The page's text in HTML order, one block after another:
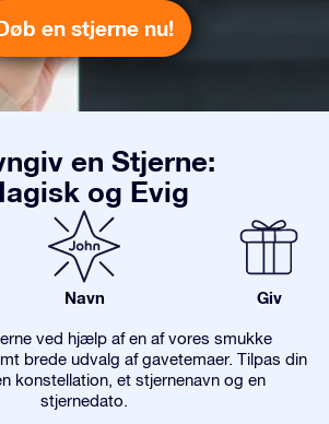
en stjerne nu!
en Stjerne:
og Evig
Navn Giv
ved hjælp af en af vores smukke
brede udvalg af gavetemaer. Tilpas din
konstellation, et stjernenavn og en
stjernedato.